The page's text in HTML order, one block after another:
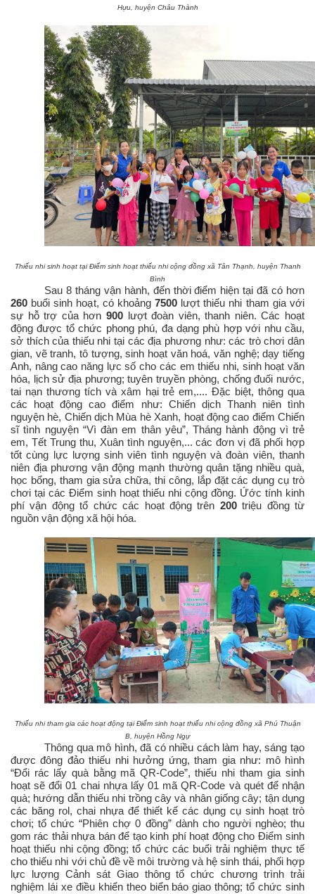
Hựu, huyện Châu Thành
Thiếu nhi sinh hoạt tại Điểm sinh hoạt thiếu nhi cộng đồng xã Tân Thạnh, huyện Thanh
Bình
Sau 8 tháng vận hành, đến thời điểm hiện tại đã có hơn
260 buổi sinh hoạt, có khoảng 7500 lượt thiếu nhi tham gia với
sự hỗ trợ của hơn 900lượt đoàn viên, thanh niên. Các hoạt
động được tổ chức phong phú, đa dạng phù hợp với nhu cầu,
sở thích của thiếu nhi tại các địa phương như: các trò chơi dân
gian, vẽ tranh, tô tượng, sinh hoạt văn hoá, văn nghệ; dạy tiếng
Anh, nâng cao năng lực số cho các em thiếu nhi, sinh hoạt văn
hóa, lịch sử địa phương; tuyên truyền phòng, chống đuối nước,
tai nạn thương tích và xâm hại trẻ em,.... Đặc biệt, thông qua
các hoạt động cao điểm như: Chiến dịch Thanh niên tình
nguyện hè, Chiến dịch Mùa hè Xanh, hoạt động cao điểm Chiến
sĩ tình nguyện “Vì đàn em thân yêu”, Tháng hành động vì trẻ
em, Tết Trung thu, Xuân tình nguyện,... các đơn vị đã phối hợp
tốt cùng lực lượng sinh viên tình nguyện và đoàn viên, thanh
niên địa phương vận động mạnh thường quân tặng nhiều quà,
học bổng, tham gia sửa chữa, thi công, lắp đặt các dụng cụ trò
chơi tại các Điểm sinh hoạt thiếu nhi cộng đồng. Ứớc tính kinh
phí vận động tổ chức các hoạt động trên 200triệu đồng từ
nguồn vận động xã hội hóa.
Thiếu nhi tham gia các hoạt động tại Điểm sinh hoạt thiếu nhi cộng đồng xã Phú Thuận
B, huyện Hồng Ngự
Thông qua mô hình, đã có nhiều cách làm hay, sáng tạo
được đông đảo thiếu nhi hưởng ứng, tham gia như: mô hình
“Đổi rác lấy quà bằng mã QR-Code”, thiếu nhi tham gia sinh
hoạt sẽ đổi 01 chai nhựa lấy 01 mã QR-Code và quét để nhận
quà; hướng dẫn thiếu nhi trồng cây và nhân giống cây; tận dụng
các băng rol, chai nhựa để thiết kế các dụng cụ sinh hoạt trò
chơi; tổ chức “Phiên chợ 0 đồng” dành cho người nghèo; thu
gom rác thải nhựa bán để tạo kinh phí hoạt động cho Điểm sinh
hoạt thiếu nhi cộng đồng; tổ chức các buổi trải nghiệm thực tế
cho thiếu nhi với chủ đề về môi trường và hệ sinh thái, phối hợp
lực lượng Cảnh sát Giao thông tổ chức chương trình trải
nghiệm lái xe điều khiển theo biển báo giao thông; tổ chức sinh